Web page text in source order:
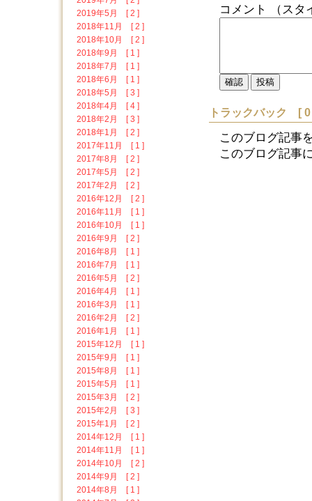
2019年5月 [ 2 ]
2018年11月 [ 2 ]
2018年10月 [ 2 ]
2018年9月 [ 1 ]
2018年7月 [ 1 ]
2018年6月 [ 1 ]
2018年5月 [ 3 ]
2018年4月 [ 4 ]
2018年2月 [ 3 ]
2018年1月 [ 2 ]
2017年11月 [ 1 ]
2017年8月 [ 2 ]
2017年5月 [ 2 ]
2017年2月 [ 2 ]
2016年12月 [ 2 ]
2016年11月 [ 1 ]
2016年10月 [ 1 ]
2016年9月 [ 2 ]
2016年8月 [ 1 ]
2016年7月 [ 1 ]
2016年5月 [ 2 ]
2016年4月 [ 1 ]
2016年3月 [ 1 ]
2016年2月 [ 2 ]
2016年1月 [ 1 ]
2015年12月 [ 1 ]
2015年9月 [ 1 ]
2015年8月 [ 1 ]
2015年5月 [ 1 ]
2015年3月 [ 2 ]
2015年2月 [ 3 ]
2015年1月 [ 2 ]
2014年12月 [ 1 ]
2014年11月 [ 1 ]
2014年10月 [ 2 ]
2014年9月 [ 2 ]
2014年8月 [ 1 ]
コメント （スタ
トラックバック [
このブログ記事
このブログ記事